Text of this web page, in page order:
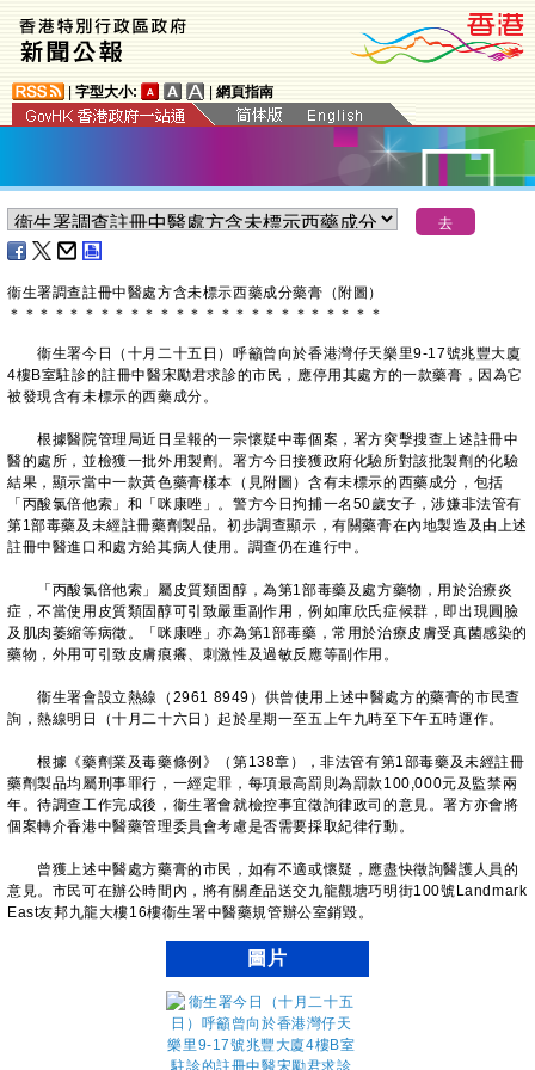
字型大小: 網頁指南
衞生署調查註冊中醫處方含未標示西藥成分藥膏（附圖）
＊ ＊ ＊ ＊ ＊ ＊ ＊ ＊ ＊ ＊ ＊ ＊ ＊ ＊ ＊ ＊ ＊ ＊ ＊ ＊ ＊ ＊ ＊ ＊ ＊
衞生署今日（十月二十五日）呼籲曾向於香港灣仔天樂里9-17號兆豐大廈
4樓B室駐診的註冊中醫宋勵君求診的市民，應停用其處方的一款藥膏，因為它
被發現含有未標示的西藥成分。
根據醫院管理局近日呈報的一宗懷疑中毒個案，署方突擊搜查上述註冊中
醫的處所，並檢獲一批外用製劑。署方今日接獲政府化驗所對該批製劑的化驗
結果，顯示當中一款黃色藥膏樣本（見附圖）含有未標示的西藥成分，包括
「丙酸氯倍他索」和「咪康唑」。警方今日拘捕一名50歲女子，涉嫌非法管有
第1部毒藥及未經註冊藥劑製品。初步調查顯示，有關藥膏在內地製造及由上述
註冊中醫進口和處方給其病人使用。調查仍在進行中。
「丙酸氯倍他索」屬皮質類固醇，為第1部毒藥及處方藥物，用於治療炎
症，不當使用皮質類固醇可引致嚴重副作用，例如庫欣氏症候群，即出現圓臉
及肌肉萎縮等病徵。「咪康唑」亦為第1部毒藥，常用於治療皮膚受真菌感染的
藥物，外用可引致皮膚痕癢、刺激性及過敏反應等副作用。
衞生署會設立熱線（2961 8949）供曾使用上述中醫處方的藥膏的市民查
詢，熱線明日（十月二十六日）起於星期一至五上午九時至下午五時運作。
根據《藥劑業及毒藥條例》（第138章），非法管有第1部毒藥及未經註冊
藥劑製品均屬刑事罪行，一經定罪，每項最高罰則為罰款100,000元及監禁兩
年。待調查工作完成後，衞生署會就檢控事宜徵詢律政司的意見。署方亦會將
個案轉介香港中醫藥管理委員會考慮是否需要採取紀律行動。
曾獲上述中醫處方藥膏的市民，如有不適或懷疑，應盡快徵詢醫護人員的
意見。市民可在辦公時間內，將有關產品送交九龍觀塘巧明街100號Landmark
East友邦九龍大樓16樓衞生署中醫藥規管辦公室銷毀。
圖片